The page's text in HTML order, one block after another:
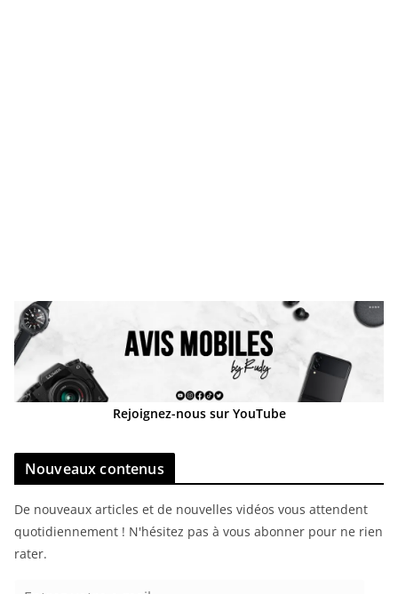
Rejoignez-nous sur YouTube
Nouveaux contenus
De nouveaux articles et de nouvelles vidéos vous attendent
quotidiennement ! N'hésitez pas à vous abonner pour ne rien
rater.